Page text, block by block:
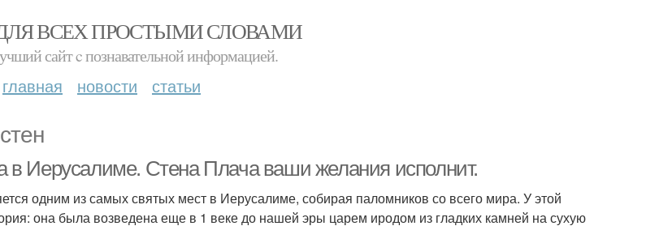
ВСЕХ ПРОСТЫМИ СЛОВАМИ
сайт c познавательной информацией.
главная новости статьи
в Иерусалиме. Стена Плача ваши желания исполнит.
одним из самых святых мест в Иерусалиме, собирая паломников со всего мира. У этой
она была возведена еще в 1 веке до нашей эры царем иродом из гладких камней на сухую